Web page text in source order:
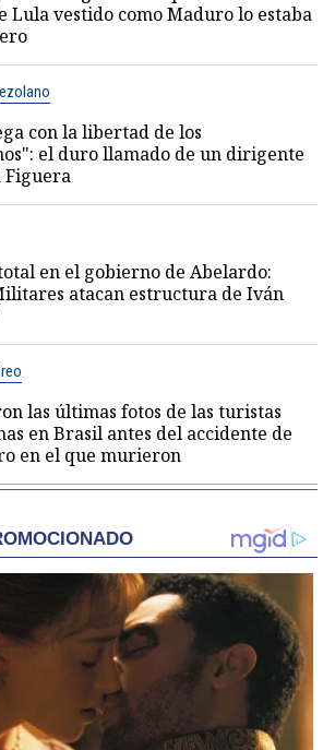
Lula vestido como Maduro lo estaba
con la libertad de los
el duro llamado de un dirigente
Figuera
en el gobierno de Abelardo:
atacan estructura de Iván
las últimas fotos de las turistas
en Brasil antes del accidente de
en el que murieron